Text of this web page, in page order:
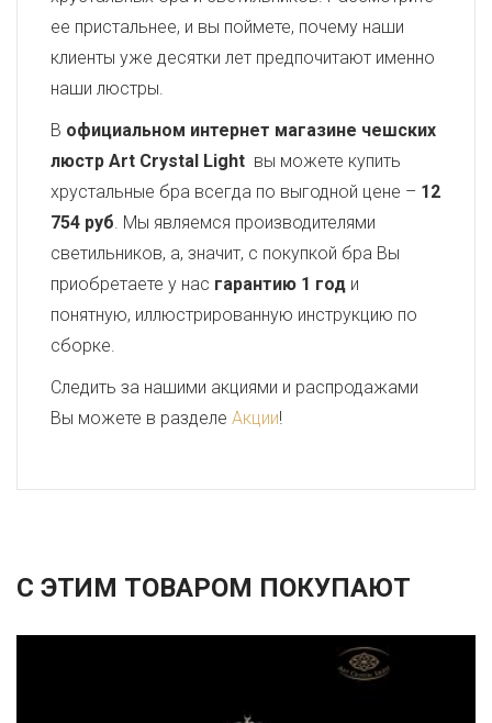
ее пристальнее, и вы поймете, почему наши
клиенты уже десятки лет предпочитают именно
наши люстры.
В официальном интернет магазине чешских
люстр Art Crystal Light вы можете купить
хрустальные бра всегда по выгодной цене – 12
754 руб. Мы являемся производителями
светильников, а, значит, с покупкой бра Вы
приобретаете у нас гарантию 1 год и
понятную, иллюстрированную инструкцию по
сборке.
Следить за нашими акциями и распродажами
Вы можете в разделе Акции!
С ЭТИМ ТОВАРОМ ПОКУПАЮТ